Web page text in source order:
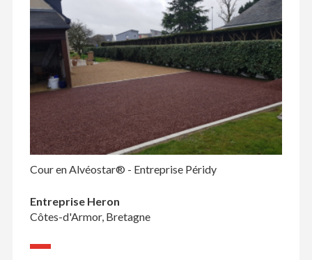
Cour en Alvéostar® - Entreprise Péridy
Entreprise Heron
Côtes-d'Armor, Bretagne